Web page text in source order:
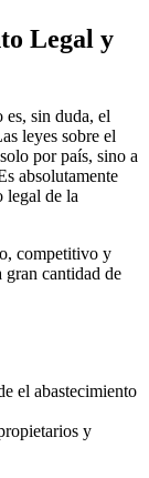
Legal y
es, sin duda, el
leyes sobre el
por país, sino a
absolutamente
legal de la
competitivo y
gran cantidad de
el abastecimiento
y